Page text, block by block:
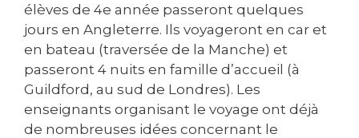
élèves de 4e année passeront quelques
jours en Angleterre. Ils voyageront en car et
en bateau (traversée de la Manche) et
passeront 4 nuits en famille d’accueil (à
Guildford, au sud de Londres). Les
enseignants organisant le voyage ont déjà
de nombreuses idées concernant le